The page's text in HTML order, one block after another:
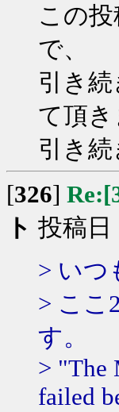
この
で、
引き
て頂
引き
[326]
ト 投稿日
> いつ
> ここ
す。
> "The
failed